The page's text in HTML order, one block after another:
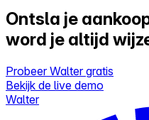
Ontsla je
word je altijd
Probeer Walter gratis
Bekijk de live demo
Walter